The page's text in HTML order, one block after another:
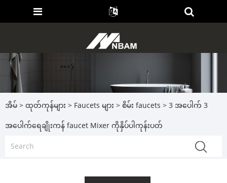
အိမ် > ထုတ်ကုန်များ > Faucets များ > စိမ်း faucets > 3 အပေါက် 3
အပေါက်ရေချိုးကန် faucet Mixer ကိုနှိပ်ပါကုန်းပတ်